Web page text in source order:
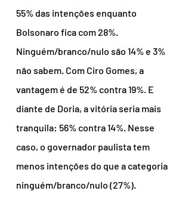
55% das intenções enquanto
Bolsonaro fica com 28%.
Ninguém/branco/nulo são 14% e 3%
não sabem. Com Ciro Gomes, a
vantagem é de 52% contra 19%. E
diante de Doria, a vitória seria mais
tranquila: 56% contra 14%. Nesse
caso, o governador paulista tem
menos intenções do que a categoria
ninguém/branco/nulo (27%).